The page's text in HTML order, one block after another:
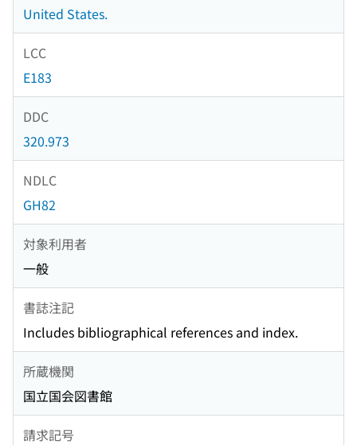
United States.
LCC
E183
DDC
320.973
NDLC
GH82
対象利用者
一般
書誌注記
Includes bibliographical references and index.
所蔵機関
国立国会図書館
請求記号